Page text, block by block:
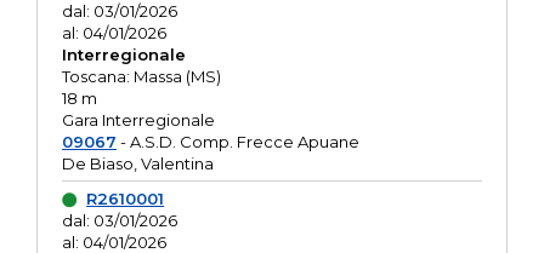
dal: 03/01/2026
al: 04/01/2026
Interregionale
Toscana: Massa (MS)
18 m
Gara Interregionale
09067 - A.S.D. Comp. Frecce Apuane
De Biaso, Valentina
R2610001
dal: 03/01/2026
al: 04/01/2026